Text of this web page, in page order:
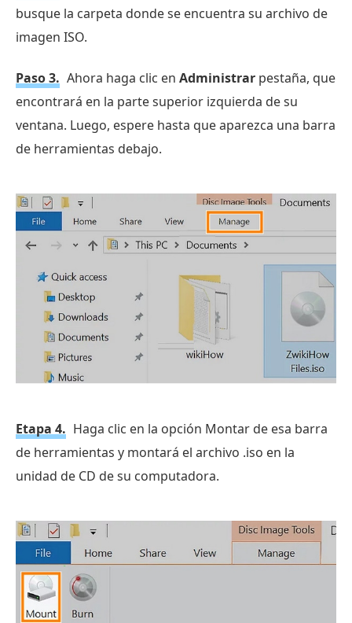
ISO
busque la carpeta donde se encuentra su archivo de
imagen ISO.
Paso 3. Ahora haga clic en Administrar pestaña, que
encontrará en la parte superior izquierda de su
ventana. Luego, espere hasta que aparezca una barra
de herramientas debajo.
Etapa 4. Haga clic en la opción Montar de esa barra
de herramientas y montará el archivo .iso en la
unidad de CD de su computadora.